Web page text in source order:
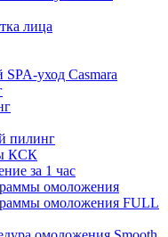
лица
уход Сasmara
пилинг
КСК
за 1 час
омоложения
омоложения FULL